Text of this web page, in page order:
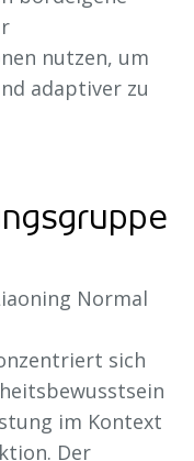
nutzen, um
adaptiver zu
Normal
sich
im Kontext
Der